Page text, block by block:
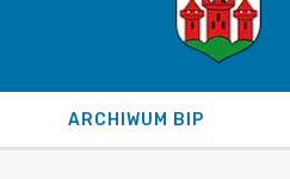
ARCHIWUM BIP